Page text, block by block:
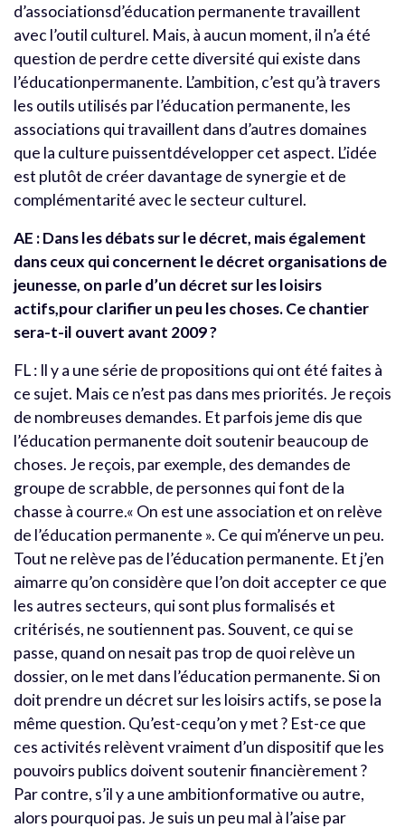
d’associationsd’éducation permanente travaillent
avec l’outil culturel. Mais, à aucun moment, il n’a été
question de perdre cette diversité qui existe dans
l’éducationpermanente. L’ambition, c’est qu’à travers
les outils utilisés par l’éducation permanente, les
associations qui travaillent dans d’autres domaines
que la culture puissentdévelopper cet aspect. L’idée
est plutôt de créer davantage de synergie et de
complémentarité avec le secteur culturel.
AE : Dans les débats sur le décret, mais également
dans ceux qui concernent le décret organisations de
jeunesse, on parle d’un décret sur les loisirs
actifs,pour clarifier un peu les choses. Ce chantier
sera-t-il ouvert avant 2009 ?
FL : Il y a une série de propositions qui ont été faites à
ce sujet. Mais ce n’est pas dans mes priorités. Je reçois
de nombreuses demandes. Et parfois jeme dis que
l’éducation permanente doit soutenir beaucoup de
choses. Je reçois, par exemple, des demandes de
groupe de scrabble, de personnes qui font de la
chasse à courre.« On est une association et on relève
de l’éducation permanente ». Ce qui m’énerve un peu.
Tout ne relève pas de l’éducation permanente. Et j’en
aimarre qu’on considère que l’on doit accepter ce que
les autres secteurs, qui sont plus formalisés et
critérisés, ne soutiennent pas. Souvent, ce qui se
passe, quand on nesait pas trop de quoi relève un
dossier, on le met dans l’éducation permanente. Si on
doit prendre un décret sur les loisirs actifs, se pose la
même question. Qu’est-cequ’on y met ? Est-ce que
ces activités relèvent vraiment d’un dispositif que les
pouvoirs publics doivent soutenir financièrement ?
Par contre, s’il y a une ambitionformative ou autre,
alors pourquoi pas. Je suis un peu mal à l’aise par